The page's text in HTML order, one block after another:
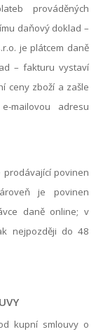
prováděných
daňový doklad –
je plátcem daně
– fakturu vystaví
ceny zboží a zašle
mailovou adresu
povinen
je povinen
daně online; v
nejpozději do 48
kupní smlouvy o